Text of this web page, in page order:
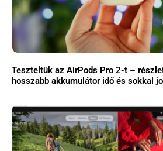
Teszteltük az AirPods Pro 2-t –
hosszabb akkumulátor idő és sokkal